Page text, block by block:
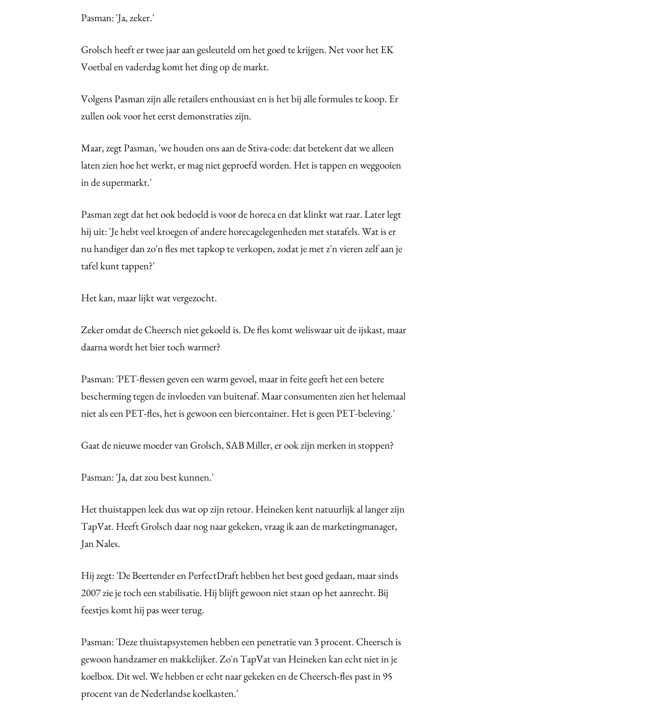
Pasman: 'Ja, zeker.'
Grolsch heeft er twee jaar aan gesleuteld om het goed te krijgen. Net voor het EK
Voetbal en vaderdag komt het ding op de markt.
Volgens Pasman zijn alle retailers enthousiast en is het bij alle formules te koop. Er
zullen ook voor het eerst demonstraties zijn.
Maar, zegt Pasman, 'we houden ons aan de Stiva-code: dat betekent dat we alleen
laten zien hoe het werkt, er mag niet geproefd worden. Het is tappen en weggooien
in de supermarkt.'
Pasman zegt dat het ook bedoeld is voor de horeca en dat klinkt wat raar. Later legt
hij uit: 'Je hebt veel kroegen of andere horecagelegenheden met statafels. Wat is er
nu handiger dan zo'n fles met tapkop te verkopen, zodat je met z'n vieren zelf aan je
tafel kunt tappen?'
Het kan, maar lijkt wat vergezocht.
Zeker omdat de Cheersch niet gekoeld is. De fles komt weliswaar uit de ijskast, maar
daarna wordt het bier toch warmer?
Pasman: 'PET-flessen geven een warm gevoel, maar in feite geeft het een betere
bescherming tegen de invloeden van buitenaf. Maar consumenten zien het helemaal
niet als een PET-fles, het is gewoon een biercontainer. Het is geen PET-beleving.'
Gaat de nieuwe moeder van Grolsch, SAB Miller, er ook zijn merken in stoppen?
Pasman: 'Ja, dat zou best kunnen.'
Het thuistappen leek dus wat op zijn retour. Heineken kent natuurlijk al langer zijn
TapVat. Heeft Grolsch daar nog naar gekeken, vraag ik aan de marketingmanager,
Jan Nales.
Hij zegt: 'De Beertender en PerfectDraft hebben het best goed gedaan, maar sinds
2007 zie je toch een stabilisatie. Hij blijft gewoon niet staan op het aanrecht. Bij
feestjes komt hij pas weer terug.
Pasman: 'Deze thuistapsystemen hebben een penetratie van 3 procent. Cheersch is
gewoon handzamer en makkelijker. Zo'n TapVat van Heineken kan echt niet in je
koelbox. Dit wel. We hebben er echt naar gekeken en de Cheersch-fles past in 95
procent van de Nederlandse koelkasten.'